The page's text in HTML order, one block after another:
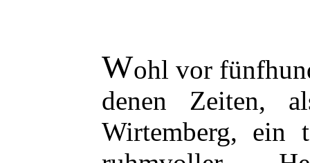
Wohl vor
denen Zeiten,
Wirtemberg, ein